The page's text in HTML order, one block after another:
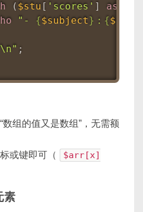
( $stu [ 'scores' ] as
"- {$subject} ： {
;
组的值又是数组”，无需额
或键即可（
$arr[x]
素